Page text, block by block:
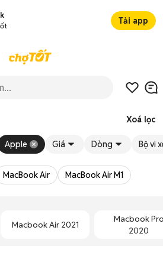
Tải app
Xoá lọc
Apple Giá Dòng Bộ vi
MacBook Air MacBook Air M1
Macbook Air 2021
Macbook
2020